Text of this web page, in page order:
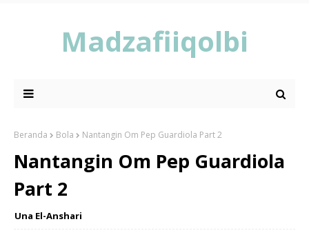
Madzafiiqolbi
Beranda Bola Nantangin Om Pep Guardiola Part 2
Nantangin Om Pep Guardiola
Part 2
Una El-Anshari